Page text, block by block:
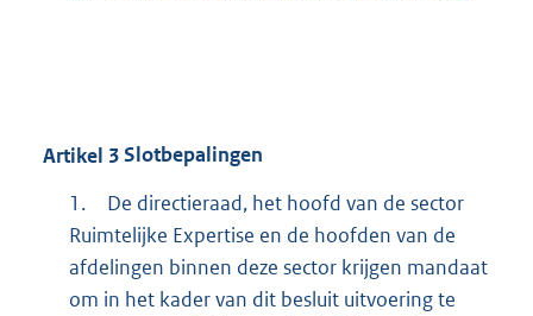
Artikel 3Slotbepalingen
1.
De directieraad, het hoofd van de sector
Ruimtelijke Expertise en de hoofden van de
afdelingen binnen deze sector krijgen mandaat
om in het kader van dit besluit uitvoering te